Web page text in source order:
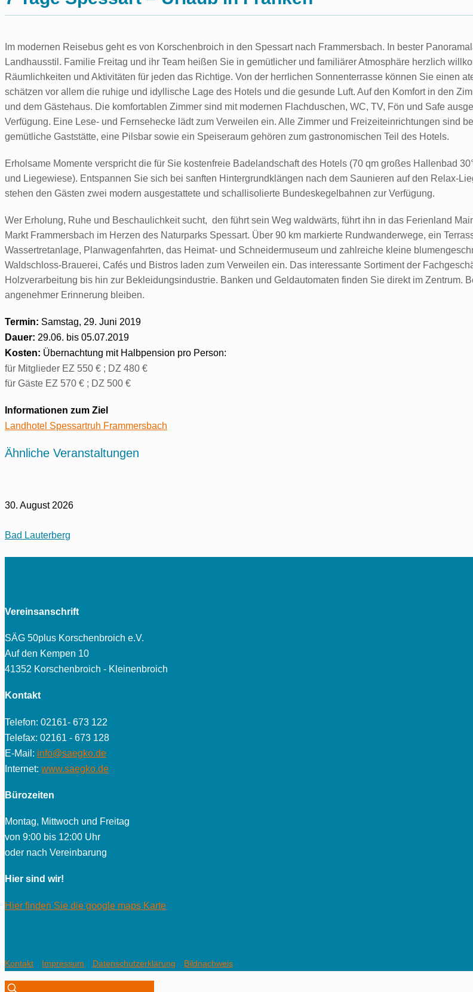
Im modernen Reisebus geht es von Korschenbroich in den Spessart nach Frammersbach. In bester
Landhausstil. Familie Freitag und ihr Team heißen Sie in gemütlicher und familiärer Atmosphäre herzlich
Räumlichkeiten und Aktivitäten für jeden das Richtige. Von der herrlichen Sonnenterrasse können Sie einen
schätzen vor allem die ruhige und idyllische Lage des Hotels und die gesunde Luft. Auf den Komfort in den
und dem Gästehaus. Die komfortablen Zimmer sind mit modernen Flachduschen, WC, TV, Fön und Safe
Verfügung. Eine Lese- und Fernsehecke lädt zum Verweilen ein. Alle Zimmer und Freizeiteinrichtungen sind
gemütliche Gaststätte, eine Pilsbar sowie ein Speiseraum gehören zum gastronomischen Teil des Hotels.
Erholsame Momente verspricht die für Sie kostenfreie Badelandschaft des Hotels (70 qm großes Hallenbad
und Liegewiese). Entspannen Sie sich bei sanften Hintergrundklängen nach dem Saunieren auf den Relax-
stehen den Gästen zwei modern ausgestattete und schallisolierte Bundeskegelbahnen zur Verfügung.
Wer Erholung, Ruhe und Beschaulichkeit sucht, den führt sein Weg waldwärts, führt ihn in das Ferienland
Markt Frammersbach im Herzen des Naturparks Spessart. Über 90 km markierte Rundwanderwege, ein
Wassertretanlage, Planwagenfahrten, das Heimat- und Schneidermuseum und zahlreiche kleine
Waldschloss-Brauerei, Cafés und Bistros laden zum Verweilen ein. Das interessante Sortiment der
Holzverarbeitung bis hin zur Bekleidungsindustrie. Banken und Geldautomaten finden Sie direkt im Zentrum.
angenehmer Erinnerung bleiben.
Termin: Samstag, 29. Juni 2019
Dauer: 29.06. bis 05.07.2019
Kosten: Übernachtung mit Halbpension pro Person:
für Mitglieder EZ 550 € ; DZ 480 €
für Gäste EZ 570 € ; DZ 500 €
Informationen zum Ziel
Landhotel Spessartruh Frammersbach
Ähnliche Veranstaltungen
30. August 2026
Bad Lauterberg
Vereinsanschrift
SÄG 50plus Korschenbroich e.V.
Auf den Kempen 10
41352 Korschenbroich - Kleinenbroich
Kontakt
Telefon: 02161- 673 122
Telefax: 02161 - 673 128
E-Mail: info@saegko.de
Internet: www.saegko.de
Bürozeiten
Montag, Mittwoch und Freitag
von 9:00 bis 12:00 Uhr
oder nach Vereinbarung
Hier sind wir!
Hier finden Sie die google maps Karte
Kontakt Impressum Datenschutzerklärung Bildnachweis